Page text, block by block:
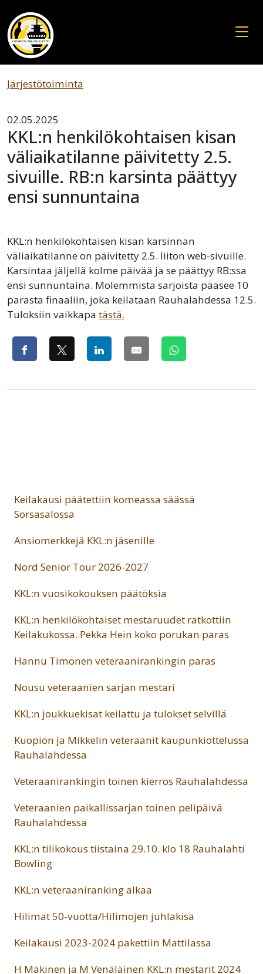
Järjestötoiminta
Keilakausi päätettiin komeassa säässä
Sorsasalossa
Ansiomerkkejä KKL:n jäsenille
Nord Senior Tour 2026-2027
KKL:n vuosikokouksen päätöksia
KKL:n henkilökohtaiset mestaruudet ratkottiin
Keilakukossa. Pekka Hein koko porukan paras
Hannu Timonen veteraanirankingin paras
Nousu veteraanien sarjan mestari
KKL:n joukkuekisat keilattu ja tulokset selvillä
Kuopion ja Mikkelin veteraanit kaupunkiottelussa
Rauhalahdessa
Veteraanirankingin toinen kierros Rauhalahdessa
Veteraanien paikallissarjan toinen pelipäivä
Rauhalahdessa
KKL:n tilikokous tiistaina 29.10. klo 18 Rauhalahti
Bowling
KKL:n veteraaniranking alkaa
Hilimat 50-vuotta/Hilimojen juhlakisa
Keilakausi 2023-2024 pakettiin Mattilassa
H Mäkinen ja M Venäläinen KKL:n mestarit 2024
02.05.2025
KKL:n henkilökohtaisen kisan
väliaikatilanne päivitetty 2.5.
sivuille. RB:n karsinta päättyy
ensi sunnuntaina
KKL:n henkilökohtaisen kisan karsinnan
väliaikatilanne on päivitetty 2.5. liiton web-sivuille.
Karsintaa jäljellä kolme päivää ja se päättyy RB:ssa
ensi sunnuntaina. Molemmista sarjoista pääsee 10
parasta finaaliin, joka keilataan Rauhalahdessa 12.5.
Tuloksiin vaikkapa tästä.